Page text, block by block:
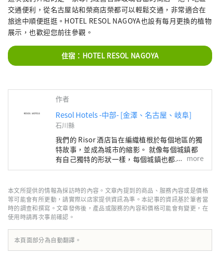
交通便利，從名古屋站和榮商店榮都可以輕鬆交通，非常適合在
旅途中順便逛逛。HOTEL RESOL NAGOYA也設有每月更換的植物
展示，也歡迎您前往參觀。
住宿：HOTEL RESOL NAGOYA
作者
Resol Hotels -中部- [金澤、名古屋、岐阜]
石川縣
我們的 Risor 酒店旨在編織植根於每個地區的獨
特故事，並成為城市的縮影。 就像每個城鎮都
有自己獨特的形狀一樣，每個城鎮也都以自己獨
特的面貌迎接遊客。 金澤雷索爾三一飯店 ～只
地區最大的城市，也被稱為「百萬石加賀藩」。
它的歷史始於1546年由一向宗信徒建造的金澤
禦堂。 戰國時代，在大小枝氏的統治下，工
藝、表演藝術等傳統文化得到了發展。 金澤雷
索爾三一酒店旨在傳達金澤獨特的魅力， 它的
建立旨在成為文化傳承和城市發展的樞紐。 金
more
本文所提供的情報為採訪時的內容。文章內提到的商品、服務內容或是價格
等可能會有所更動，請實際以店家提供資訊為準。本記事的資訊基於筆者當
時的調查和撰寫。文章發佈後，產品或服務的內容和價格可能會有變更，在
使用時請再次事前確認。
本頁面部分為自動翻譯。